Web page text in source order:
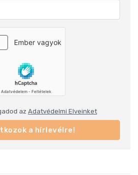
az Adatvédelmi Elveinket
a hírlevélre!